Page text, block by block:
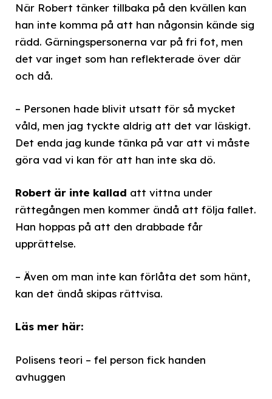
När Robert tänker tillbaka på den kvällen kan
han inte komma på att han någonsin kände sig
rädd. Gärningspersonerna var på fri fot, men
det var inget som han reflekterade över där
och då.
– Personen hade blivit utsatt för så mycket
våld, men jag tyckte aldrig att det var läskigt.
Det enda jag kunde tänka på var att vi måste
göra vad vi kan för att han inte ska dö.
Robert är inte kallad att vittna under
rättegången men kommer ändå att följa fallet.
Han hoppas på att den drabbade får
upprättelse.
– Även om man inte kan förlåta det som hänt,
kan det ändå skipas rättvisa.
Läs mer här:
Polisens teori – fel person fick handen
avhuggen